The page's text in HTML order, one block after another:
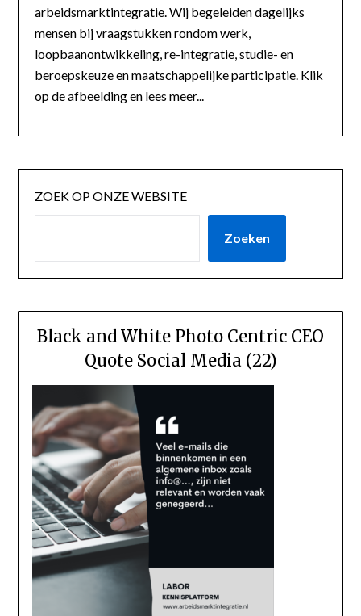
arbeidsmarktintegratie. Wij begeleiden dagelijks
mensen bij vraagstukken rondom werk,
loopbaanontwikkeling, re-integratie, studie- en
beroepskeuze en maatschappelijke participatie. Klik
op de afbeelding en lees meer...
ZOEK OP ONZE WEBSITE
Zoeken
Black and White Photo Centric CEO
Quote Social Media (22)